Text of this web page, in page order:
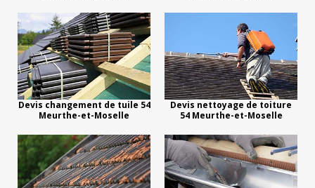
Devis changement de tuile 54
Meurthe-et-Moselle
Devis nettoyage de toiture
54 Meurthe-et-Moselle